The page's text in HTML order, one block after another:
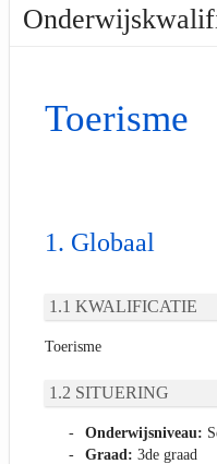
Toerisme
Globaal
KWALIFICATIE
Toerisme
SITUERING
Onderwijsniveau:
Graad: 3de graad